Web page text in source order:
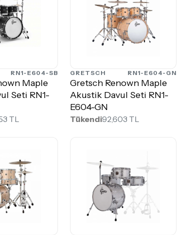
RN1-E604-SB
Maple
Seti RN1-
TL
GRETSCH RN1-E604-GN
Gretsch Renown Maple
Akustik Davul Seti RN1-
E604-GN
Tükendi92,603 TL